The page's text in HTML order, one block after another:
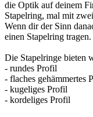
die Optik auf deinem
Stapelring, mal mit
Wenn dir der Sinn
einen Stapelring tragen.
Die Stapelringe bieten
- rundes Profil
- flaches gehämmertes
- kugeliges Profil
- kordeliges Profil